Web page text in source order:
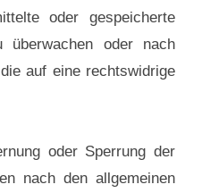
oder gespeicherte
überwachen oder nach
auf eine rechtswidrige
oder Sperrung der
nach den allgemeinen